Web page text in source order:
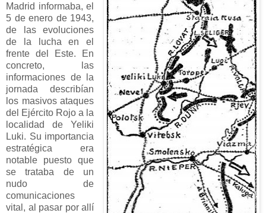
Madrid informaba, el
5 de enero de 1943,
de las evoluciones
de la lucha en el
frente del Este. En
concreto, las
informaciones de la
jornada describían
los masivos ataques
del Ejército Rojo a la
localidad de Yeliki
Luki. Su importancia
estratégica era
notable puesto que
se trataba de un
nudo de
comunicaciones
vital, al pasar por allí